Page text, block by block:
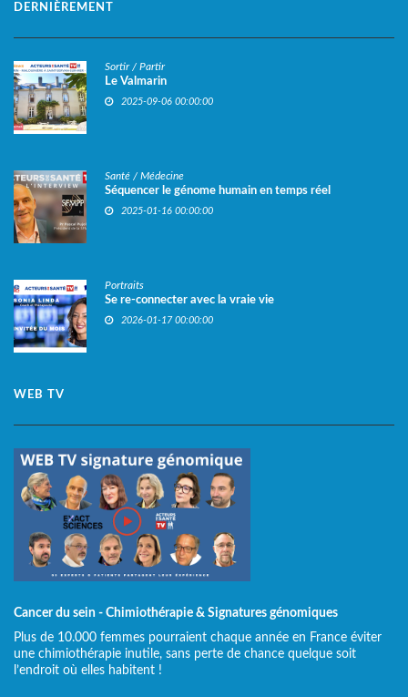
DERNIÈREMENT
Sortir / Partir
Le Valmarin
2025-09-06 00:00:00
Santé / Médecine
Séquencer le génome humain en temps réel
2025-01-16 00:00:00
Portraits
Se re-connecter avec la vraie vie
2026-01-17 00:00:00
WEB TV
Cancer du sein - Chimiothérapie & Signatures génomiques
Plus de 10.000 femmes pourraient chaque année en France éviter
une chimiothérapie inutile, sans perte de chance quelque soit
l’endroit où elles habitent !